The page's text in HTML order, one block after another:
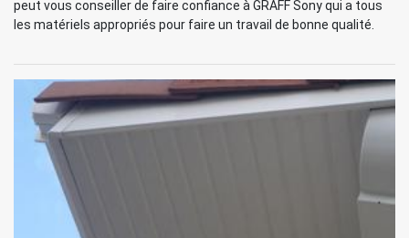
peut vous conseiller de faire confiance à GRAFF Sony qui a tous
les matériels appropriés pour faire un travail de bonne qualité.